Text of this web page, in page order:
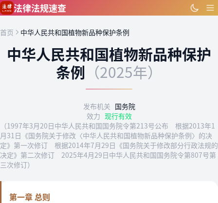
跳到主要内容
法律法规速查
首页 中华人民共和国植物新品种保护条例
中华人民共和国植物新品种保护
条例 （2025年）
发布机关 国务院
效力 现行有效
（1997年3月20日中华人民共和国国务院令第213号公布 根据2013年1
月31日《国务院关于修改〈中华人民共和国植物新品种保护条例〉的决
定》第一次修订 根据2014年7月29日《国务院关于修改部分行政法规的
决定》第二次修订 2025年4月29日中华人民共和国国务院令第807号第
三次修订）
第一章 总则